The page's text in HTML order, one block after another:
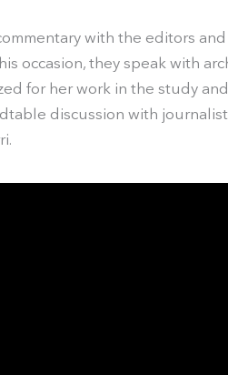
with the editors
occasion, they speak with
for her work in the study
discussion with